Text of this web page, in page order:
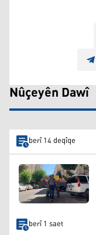
Nûçeyên Dawî
berî 14 deqîqe
berî 1 saet